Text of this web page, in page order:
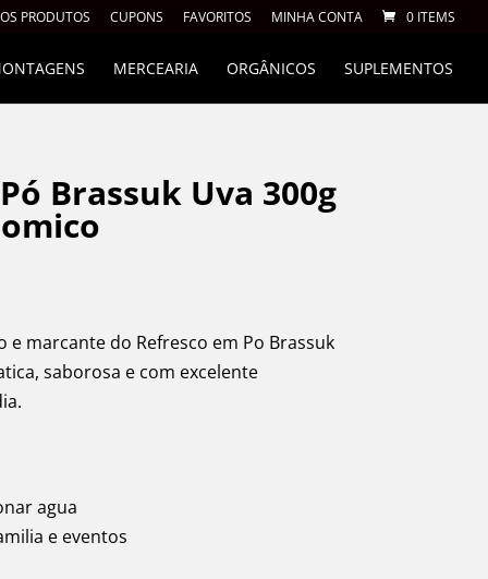
PRODUTOS CUPONS FAVORITOS MINHA CONTA 0 ITEMS
MERCEARIA ORGÂNICOS SUPLEMENTOS
Brassuk Uva 300g
e marcante do Refresco em Po Brassuk
saborosa e com excelente
agua
e eventos